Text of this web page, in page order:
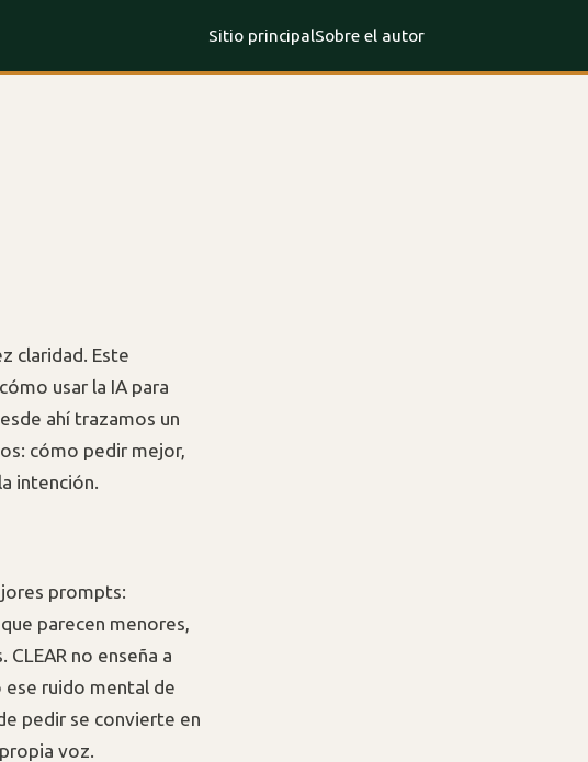
Sitio principalSobre el autor
claridad. Este
usar la IA para
ahí trazamos un
cómo pedir mejor,
intención.
prompts:
parecen menores,
no enseña a
ese ruido mental de
pedir se convierte en
voz.